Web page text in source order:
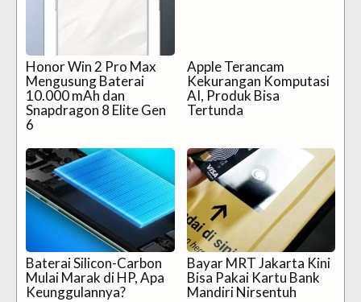
Honor Win 2 Pro Max
Mengusung Baterai
10.000 mAh dan
Snapdragon 8 Elite Gen
6
Apple Terancam
Kekurangan Komputasi
AI, Produk Bisa
Tertunda
Baterai Silicon-Carbon
Mulai Marak di HP, Apa
Keunggulannya?
Bayar MRT Jakarta Kini
Bisa Pakai Kartu Bank
Mandiri Nirsentuh